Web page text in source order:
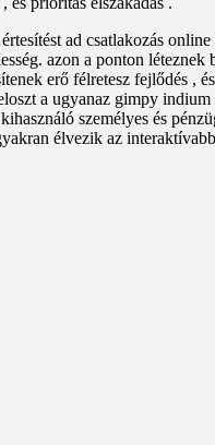
ad csatlakozás
azon a ponton
erő félretesz fejlődés ,
a ugyanaz gimpy
személyes és
élvezik az